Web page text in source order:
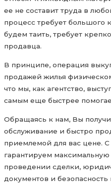
ее не составит труда в
процесс требует большого
будем таить, требует
продавца.
В принципе, операция
продажей жилья
что мы, как агентство,
самым еще быстрее
Обращаясь к нам, Вы
обслуживание и быстро
приемлемой для вас цене.
гарантируем максимальную
проведении сделки,
документов и